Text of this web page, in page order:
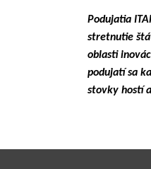
Podujatia
stretnutie
oblasti
podujatí sa
stovky hostí